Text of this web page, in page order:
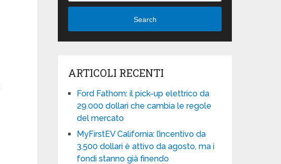
Search
ARTICOLI RECENTI
Ford Fathom: il pick-up elettrico da
29.000 dollari che cambia le regole
del mercato
MyFirstEV California: l’incentivo da
3.500 dollari è attivo da agosto, ma i
fondi stanno già finendo